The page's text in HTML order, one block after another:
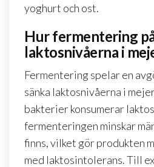
yoghurt och ost.
Hur fermentering
laktosnivåerna i
Fermentering spelar en
sänka laktosnivåerna i
bakterier konsumerar
fermenteringen minskar
finns, vilket gör produkten
med laktosintolerans. Till